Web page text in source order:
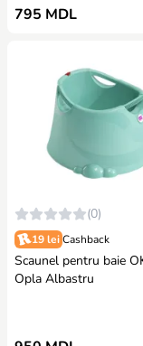
795 MDL
(0)
19 lei Cashback
Scaunel pentru baie
Opla Albastru